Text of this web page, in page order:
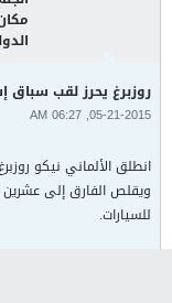
روزبرغ يحرز لقب سباق
05-21-2015, 06:27 AM
انطلق الألماني نيكو
للسيارات.